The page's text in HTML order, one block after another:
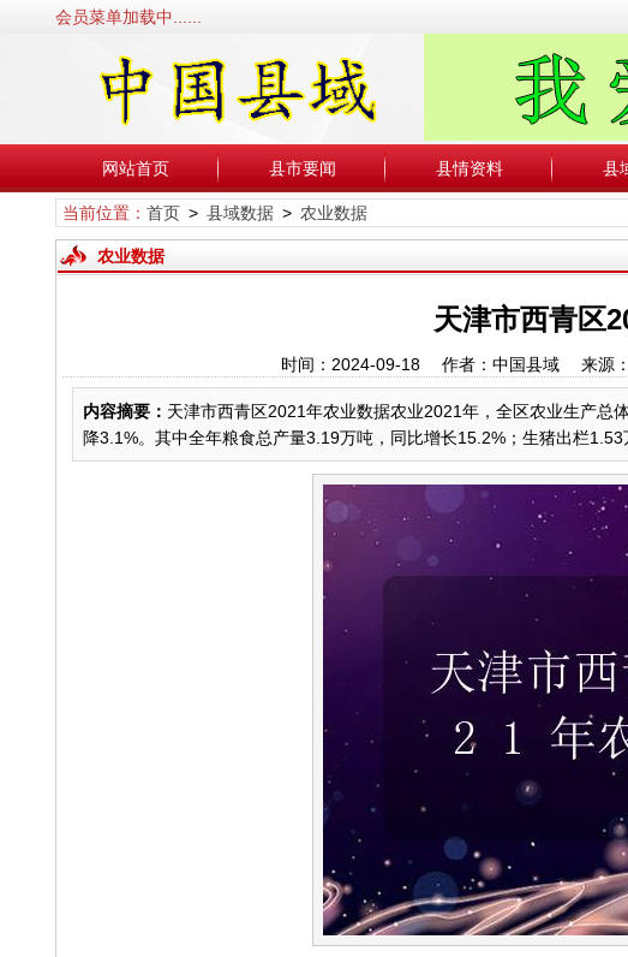
会员菜单加载中......
网站首页 县市要闻 县情资料 县
当前位置： 首页> 县域数据> 农业数据
农业数据
天津市西青区
时间：2024-09-18 作者：中国县域 来源
内容摘要： 天津市西青区2021年农业数据农业2021年，全区农业生产总
降3.1%。其中全年粮食总产量3.19万吨，同比增长15.2%；生猪出栏